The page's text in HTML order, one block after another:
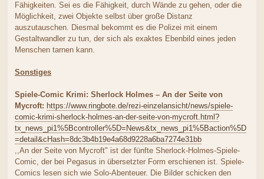
Fähigkeiten. Sei es die Fähigkeit, durch Wände zu gehen, oder die
Möglichkeit, zwei Objekte selbst über große Distanz
auszutauschen. Diesmal bekommt es die Polizei mit einem
Gestaltwandler zu tun, der sich als exaktes Ebenbild eines jeden
Menschen tarnen kann.
Sonstiges
Spiele-Comic Krimi: Sherlock Holmes – An der Seite von
Mycroft: https://www.ringbote.de/rezi-einzelansicht/news/spiele-
comic-krimi-sherlock-holmes-an-der-seite-von-mycroft.html?
tx_news_pi1%5Bcontroller%5D=News&tx_news_pi1%5Baction%5D
=detail&cHash=8dc3b4b19e4a68d9228a6ba7274e31bb
,,An der Seite von Mycroft" ist der fünfte Sherlock-Holmes-Spiele-
Comic, der bei Pegasus in übersetzter Form erschienen ist. Spiele-
Comics lesen sich wie Solo-Abenteuer. Die Bilder schicken den